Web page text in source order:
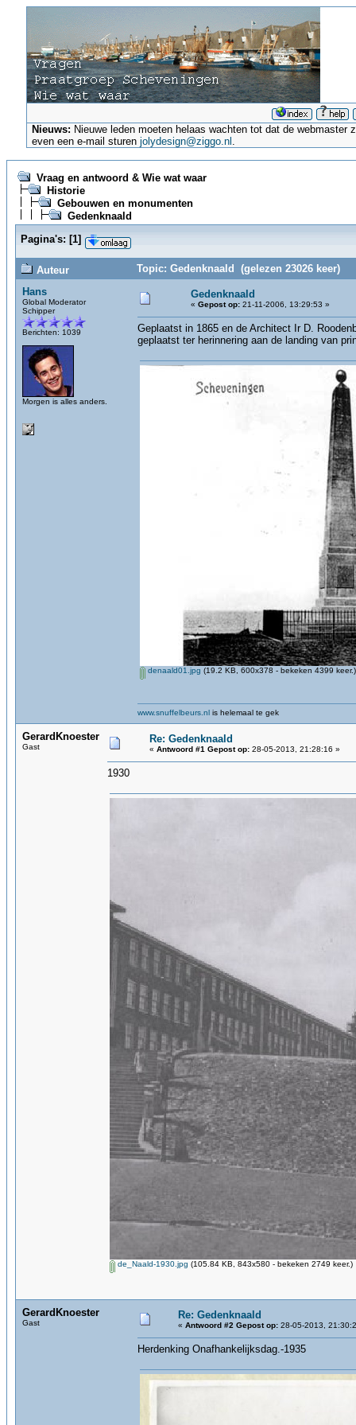
Nieuws: Nieuwe leden moeten helaas wachten tot dat de
even een e-mail sturenjolydesign@ziggo.nl .
Vraag en antwoord & Wie wat waar
Historie
Gebouwen en monumenten
Gedenknaald
Pagina's: [1]
Auteur
Topic: Gedenknaald (gelezen 23026 keer)
Hans
Global Moderator
Schipper
Berichten: 1039
Morgen is alles anders.
Gedenknaald
« Gepost op: 21-11-2006, 13:29:53 »
Geplaatst in 1865 en de Architect Ir D.
geplaatst ter herinnering aan de landing van
denaald01.jpg (19.2 KB, 600x378 - bekeken 4399 keer.)
www.snuffelbeurs.nl is helemaal te gek
GerardKnoester
Gast
Re: Gedenknaald
« Antwoord #1 Gepost op: 28-05-2013, 21:28:16 »
1930
de_Naald-1930.jpg (105.84 KB, 843x580 - bekeken 2749 keer.)
GerardKnoester
Gast
Re: Gedenknaald
« Antwoord #2 Gepost op: 28-05-2013,
Herdenking Onafhankelijksdag.-1935